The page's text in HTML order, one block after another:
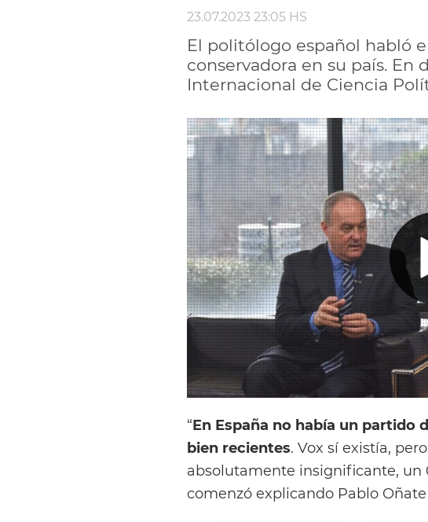
23.07.2023 23:05 HS
El politólogo español habló
conservadora en su país.
Internacional de Ciencia
“En España no había un partido
bien recientes. Vox sí existía,
absolutamente insignificante, un
comenzó explicando Pablo